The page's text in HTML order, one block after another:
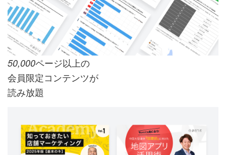
50,000ページ以上の
会員限定コンテンツが
読み放題